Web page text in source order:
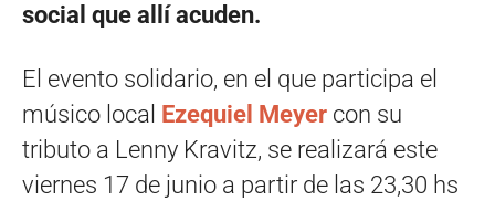
social que allí acuden.
El evento solidario, en el que participa el
músico local Ezequiel Meyer con su
tributo a Lenny Kravitz, se realizará este
viernes 17 de junio a partir de las 23,30 hs